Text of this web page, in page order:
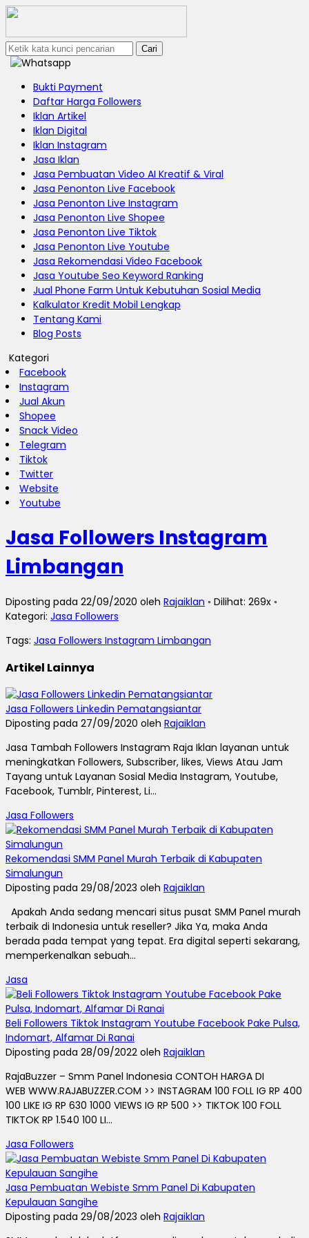
Cari
Bukti Payment
Daftar Harga Followers
Iklan Artikel
Iklan Digital
Iklan Instagram
Jasa Iklan
Jasa Pembuatan Video AI Kreatif & Viral
Jasa Penonton Live Facebook
Jasa Penonton Live Instagram
Jasa Penonton Live Shopee
Jasa Penonton Live Tiktok
Jasa Penonton Live Youtube
Jasa Rekomendasi Video Facebook
Jasa Youtube Seo Keyword Ranking
Jual Phone Farm Untuk Kebutuhan Sosial Media
Kalkulator Kredit Mobil Lengkap
Tentang Kami
Blog Posts
Kategori
Facebook
Instagram
Jual Akun
Shopee
Snack Video
Telegram
Tiktok
Twitter
Website
Youtube
Jasa Followers Instagram
Limbangan
Diposting pada 22/09/2020 oleh Rajaiklan ◦ Dilihat: 269x ◦
Kategori: Jasa Followers
Tags: Jasa Followers Instagram Limbangan
Artikel Lainnya
Jasa Followers Linkedin Pematangsiantar
Diposting pada 27/09/2020 oleh Rajaiklan
Jasa Tambah Followers Instagram Raja Iklan layanan untuk
meningkatkan Followers, Subscriber, likes, Views Atau Jam
Tayang untuk Layanan Sosial Media Instagram, Youtube,
Facebook, Tumblr, Pinterest, Li...
Jasa Followers
Rekomendasi SMM Panel Murah Terbaik di Kabupaten
Simalungun
Diposting pada 29/08/2023 oleh Rajaiklan
Apakah Anda sedang mencari situs pusat SMM Panel murah
terbaik di Indonesia untuk reseller? Jika Ya, maka Anda
berada pada tempat yang tepat. Era digital seperti sekarang,
memperkenalkan sebuah...
Jasa
Beli Followers Tiktok Instagram Youtube Facebook Pake Pulsa,
Indomart, Alfamar Di Ranai
Diposting pada 28/09/2022 oleh Rajaiklan
RajaBuzzer – Smm Panel Indonesia CONTOH HARGA DI
WEB WWW.RAJABUZZER.COM >> INSTAGRAM 100 FOLL IG RP 400
100 LIKE IG RP 630 1000 VIEWS IG RP 500 >> TIKTOK 100 FOLL
TIKTOK RP 1.540 100 LI...
Jasa Followers
Jasa Pembuatan Webiste Smm Panel Di Kabupaten
Kepulauan Sangihe
Diposting pada 29/08/2023 oleh Rajaiklan